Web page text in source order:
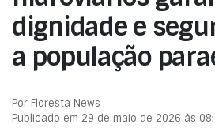
dignidade e
a população
Por Floresta News
Publicado em 29 de maio de 2026 às